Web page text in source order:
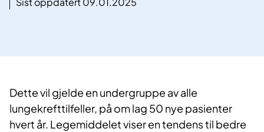
​Dette vil gjelde en undergruppe av alle
lungekrefttilfeller, på om lag 50 nye pasienter
hvert år. Legemiddelet viser en tendens til bedre